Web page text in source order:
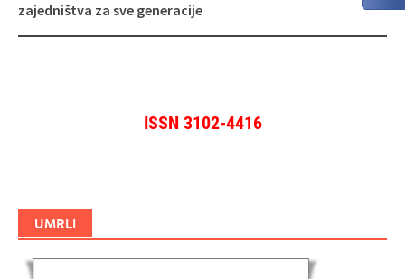
zajedništva za sve generacije
ISSN 3102-4416
UMRLI